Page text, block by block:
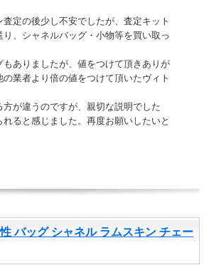
定の後少し不安でしたが、査定キット
、シャネルバッグ・小物等を買い取っ
ありましたが、値をつけて頂きありが
の業者より倍の値をつけて頂いたヴィト
が違うのですが、親切な説明でした
れると感じました。再度お願いしたいと
バッグ シャネル ラムスキン チェー